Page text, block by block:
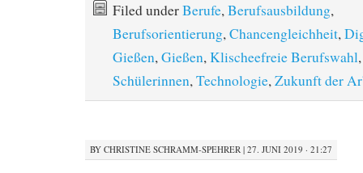
Filed underBerufe,Berufsausbildung,
Berufsorientierung,Chancengleichheit,
Gießen,Gießen,Klischeefreie Berufswahl
Schülerinnen,Technologie,Zukunft der
BY CHRISTINE SCHRAMM-SPEHRER | 27. JUNI 2019 · 21:27